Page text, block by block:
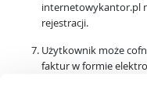
internetowykantor.pl
rejestracji.
Użytkownik może
faktur w formie